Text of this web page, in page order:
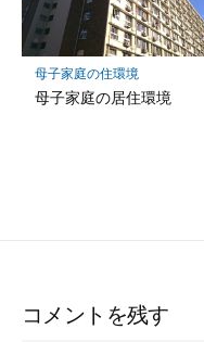
母子家庭の住環境
母子家庭の居住環境
コメントを残す